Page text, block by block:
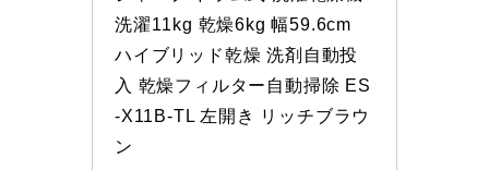
洗濯11kg 乾燥6kg 幅59.6cm
ハイブリッド乾燥 洗剤自動投
入 乾燥フィルター自動掃除 ES
-X11B-TL 左開き リッチブラウ
ン